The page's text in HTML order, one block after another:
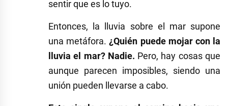
sentir que es lo tuyo.
Entonces, la lluvia sobre el mar supone
una metáfora.¿Quién puede mojar con la
lluvia el mar? Nadie. Pero, hay cosas que
aunque parecen imposibles, siendo una
unión pueden llevarse a cabo.